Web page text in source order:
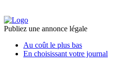
Publiez une annonce légale
Au coût le plus bas
En choisissant votre journal